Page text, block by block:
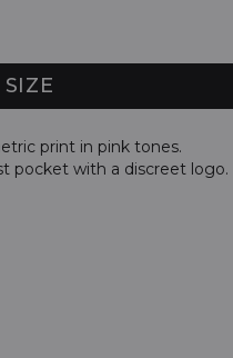
SIZE
print in pink tones.
pocket with a discreet logo.